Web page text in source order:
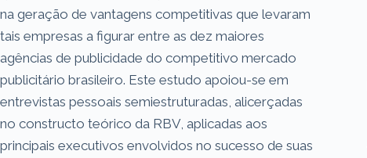
na geração de vantagens competitivas que levaram
tais empresas a figurar entre as dez maiores
agências de publicidade do competitivo mercado
publicitário brasileiro. Este estudo apoiou-se em
entrevistas pessoais semiestruturadas, alicerçadas
no constructo teórico da RBV, aplicadas aos
principais executivos envolvidos no sucesso de suas